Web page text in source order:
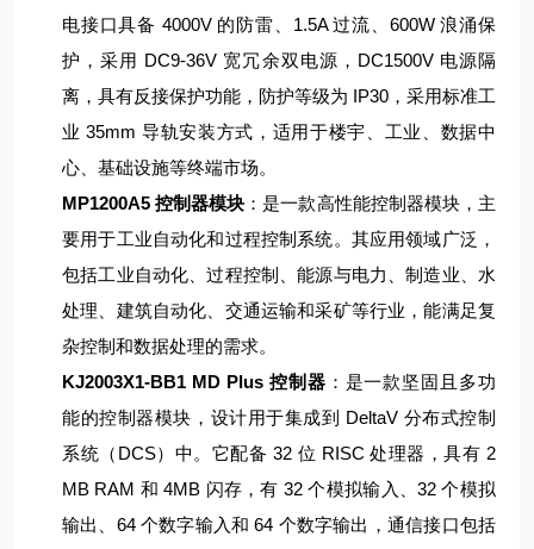
电接口具备 4000V 的防雷、1.5A 过流、600W 浪涌保
护，采用 DC9-36V 宽冗余双电源，DC1500V 电源隔
离，具有反接保护功能，防护等级为 IP30，采用标准工
业 35mm 导轨安装方式，适用于楼宇、工业、数据中
心、基础设施等终端市场。
MP1200A5 控制器模块 ：是一款高性能控制器模块，主
要用于工业自动化和过程控制系统。其应用领域广泛，
包括工业自动化、过程控制、能源与电力、制造业、水
处理、建筑自动化、交通运输和采矿等行业，能满足复
杂控制和数据处理的需求。
KJ2003X1-BB1 MD Plus 控制器 ：是一款坚固且多功
能的控制器模块，设计用于集成到 DeltaV 分布式控制
系统（DCS）中。它配备 32 位 RISC 处理器，具有 2
MB RAM 和 4MB 闪存，有 32 个模拟输入、32 个模拟
输出、64 个数字输入和 64 个数字输出，通信接口包括